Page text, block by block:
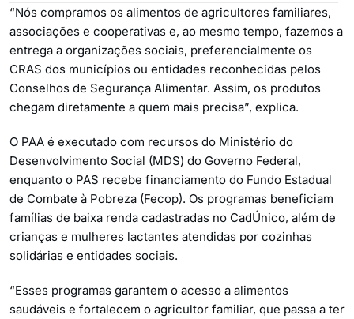
“Nós compramos os alimentos de agricultores familiares,
associações e cooperativas e, ao mesmo tempo, fazemos a
entrega a organizações sociais, preferencialmente os
CRAS dos municípios ou entidades reconhecidas pelos
Conselhos de Segurança Alimentar. Assim, os produtos
chegam diretamente a quem mais precisa”, explica.
O PAA é executado com recursos do Ministério do
Desenvolvimento Social (MDS) do Governo Federal,
enquanto o PAS recebe financiamento do Fundo Estadual
de Combate à Pobreza (Fecop). Os programas beneficiam
famílias de baixa renda cadastradas no CadÚnico, além de
crianças e mulheres lactantes atendidas por cozinhas
solidárias e entidades sociais.
“Esses programas garantem o acesso a alimentos
saudáveis e fortalecem o agricultor familiar, que passa a ter